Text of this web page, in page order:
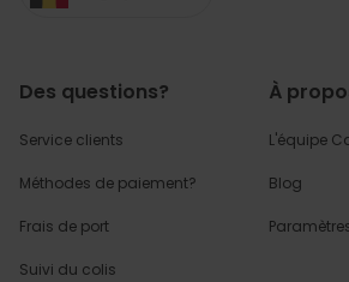
Des questions?
Service clients
Méthodes de paiement?
Frais de port
Suivi du colis
À
L'équipe
Blog